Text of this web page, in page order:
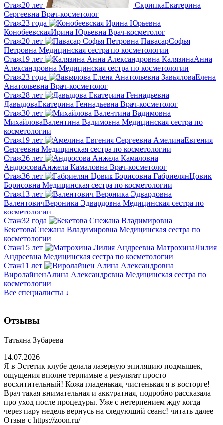
Стаж20 лет СкрипкаЕкатерина
Сергеевна Врач-косметолог
Стаж23 года
КонобеевскаяИрина Юрьевна Врач-косметолог
Стаж20 лет ПавасарСофья
Петровна Медицинская сестра по косметологии
Стаж19 лет КалязинаАнна
Александровна Медицинская сестра по косметологии
Стаж23 года ЗавьяловаЕлена
Анатольевна Врач-косметолог
Стаж28 лет
ДавыдоваЕкатерина Геннадьевна Врач-косметолог
Стаж30 лет
МихайловаВалентина Вадимовна Медицинская сестра по
косметологии
Стаж19 лет АмелинаЕвгения
Сергеевна Медицинская сестра по косметологии
Стаж26 лет
АндросоваАнжела Камаловна Врач-косметолог
Стаж36 лет ГабриелянЦовик
Борисовна Медицинская сестра по косметологии
Стаж13 лет
ВалентовичВероника Эдвардовна Медицинская сестра по
косметологии
Стаж32 года
БекетоваСнежана Владимировна Медицинская сестра по
косметологии
Стаж15 лет МатрохинаЛилия
Андреевна Медицинская сестра по косметологии
Стаж11 лет
ВиролайненАлина Александровна Медицинская сестра по
косметологии
Все специалисты ↓
Отзывы
Татьяна Зубарева
14.07.2026
Я в Эстетик клубе делала лазерную эпиляцию подмышек,
ощущения вполне терпимые а результат просто
восхитительный! Кожа гладенькая, чистенькая я в восторге!
Врач такая внимательная и аккуратная, подробно рассказала
про уход после процедуры. Уже с нетерпением жду когда
через пару недель вернусь на следующий сеанс! читать далее
Отзыв с https://zoon.ru/